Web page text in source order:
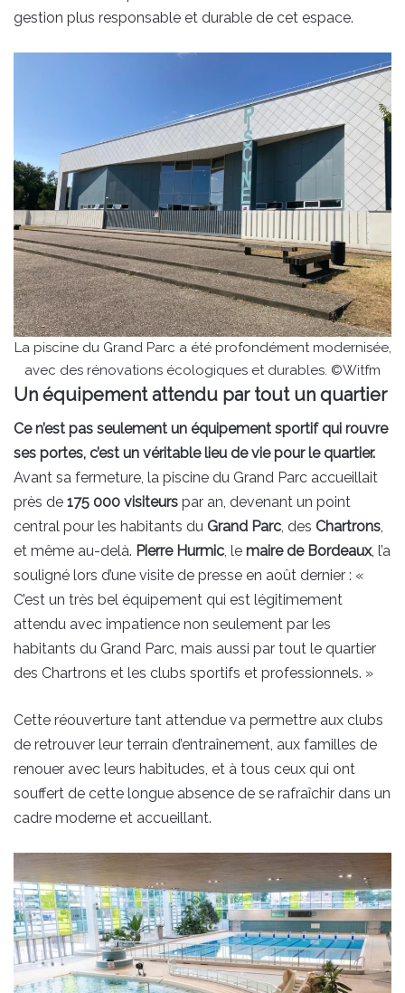
gestion plus responsable et durable de cet espace.
La piscine du Grand Parc a été profondément modernisée,
avec des rénovations écologiques et durables. ©Witfm
Un équipement attendu par tout un quartier
Ce n’est pas seulement un équipement sportif qui rouvre
ses portes, c’est un véritable lieu de vie pour le quartier.
Avant sa fermeture, la piscine du Grand Parc accueillait
près de 175 000 visiteurs par an, devenant un point
central pour les habitants du Grand Parc, des Chartrons,
et même au-delà. Pierre Hurmic, le maire de Bordeaux, l’a
souligné lors d’une visite de presse en août dernier : «
C’est un très bel équipement qui est légitimement
attendu avec impatience non seulement par les
habitants du Grand Parc, mais aussi par tout le quartier
des Chartrons et les clubs sportifs et professionnels. »
Cette réouverture tant attendue va permettre aux clubs
de retrouver leur terrain d’entraînement, aux familles de
renouer avec leurs habitudes, et à tous ceux qui ont
souffert de cette longue absence de se rafraîchir dans un
cadre moderne et accueillant.